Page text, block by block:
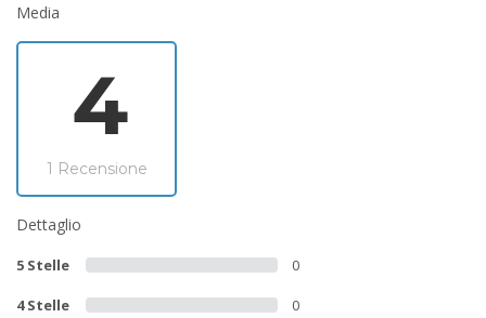
Media
4
1 Recensione
Dettaglio
5 Stelle 0
4 Stelle 0